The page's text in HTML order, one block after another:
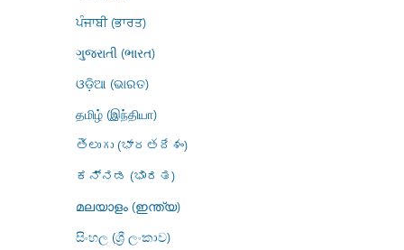
ਪੰਜਾਬੀ (ਭਾਰਤ)
ગુજરાતી (ભારત)
ଓଡ଼ିଆ (ଭାରତ)
தமிழ் (இந்தியா)
తెలుగు (భారతదేశం)
ಕನ್ನಡ (ಭಾರತ)
മലയാളം (ഇന്ത്യ)
සිංහල (ශ්‍රී ලංකාව)